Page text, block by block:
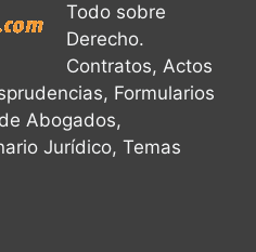
Todo sobre
Derecho.
Contratos, Actos
Formularios
Abogados,
Jurídico, Temas